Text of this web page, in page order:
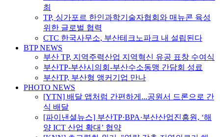
최
TP, 싱가포르 한인과학기술자협회와 매뉴콘 육성
위한 글로벌 협력
CTC 한국사무소, 부산테크노파크 내 설립된다
BTP NEWS
부산 TP, 지역주력산업 지역혁신 유공 표창 수여식
부산TP-부산시의회-부산수소동맹 간담회 성료
부산TP, 부산형 앵커기업 만나
PHOTO NEWS
[YTN] 배달 앱처럼 간편하게...공원서 드론으로 간
식 배달
[파이낸셜뉴스] 부산TP·BPA·부산산업진흥원, ‘해
양 ICT 산업 확대’ 협약